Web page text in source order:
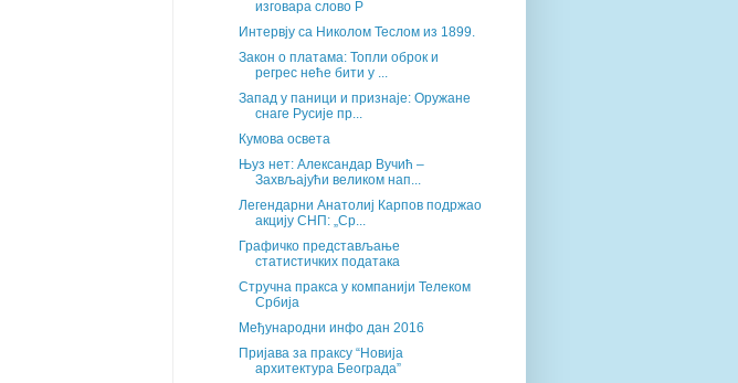
изговара слово Р
Интервју са Николом Теслом из 1899.
Закон о платама: Топли оброк и
регрес неће бити у ...
Запад у паници и признаје: Оружане
снаге Русије пр...
Кумова освета
Њуз нет: Александар Вучић –
Захвљајући великом нап...
Легендарни Анатолиј Карпов подржао
акцију СНП: „Ср...
Графичко представљање
статистичких података
Стручна пракса у компанији Телеком
Србија
Међународни инфо дан 2016
Пријава за праксу “Новија
архитектура Београда”